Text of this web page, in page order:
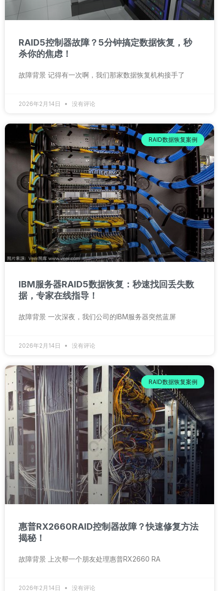
RAID5控制器故障？5分钟搞定数据恢复，秒
杀你的焦虑！
故障背景 记得有一次啊，我们那家数据恢复机构接手了
2026年2月14日 没有评论
RAID数据恢复案例
IBM服务器RAID5数据恢复：秒速找回丢失数
据，专家在线指导！
故障背景 一次深夜，我们公司的IBM服务器突然蓝屏
2026年2月14日 没有评论
RAID数据恢复案例
惠普RX2660RAID控制器故障？快速修复方法
揭秘！
故障背景 上次帮一个朋友处理惠普RX2660 RA
2026年2月14日 没有评论